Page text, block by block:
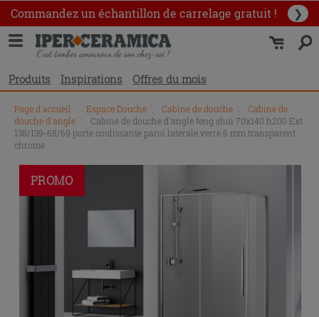
Commandez un échantillon de carrelage gratuit ! ❯
Produits Inspirations Offres du mois
Page d'accueil Espace Douche Cabine de douche
Cabine de
douche d'angle
Cabine de douche d'angle feng shui 70x140 h200 Ext
138/139-68/69 porte coulissante paroi latérale verre 6 mm transparent
chrome
PROMO